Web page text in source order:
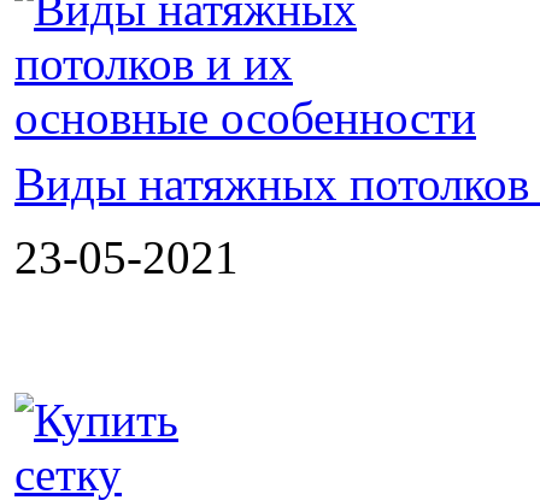
Виды натяжных
23-05-2021